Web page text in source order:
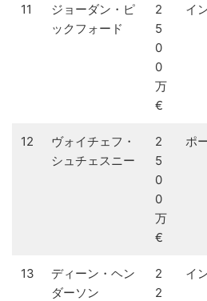
11
ジョーダン・ピ
ックフォード
2
5
0
0
万
€
イ
12
ヴォイチェフ・
シュチェスニー
2
5
0
0
万
€
ポ
13
ディーン・ヘン
ダーソン
2
2
イ